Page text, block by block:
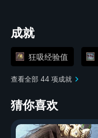
成就
狂吸经验值
查看全部 44 项成就
猜你喜欢